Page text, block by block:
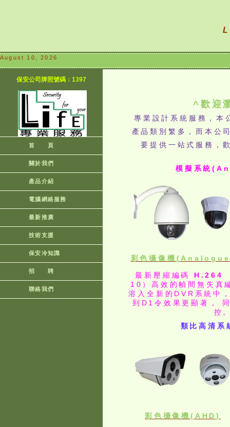
August 10, 2026
保安公司牌照號碼：1397
首 頁
關於我們
產品介紹
電腦網絡服務
最新推廣
技術支援
保安冷知識
招 聘
聯絡我們
?
^歡迎
專業設計系統服務，本
產品類別繁多，而本公
要提供一站式服務，
模擬系統
彩色攝像機
最新壓縮編碼 H.264
10）高效的幀間無失真
溶入全新的DVR系統中
到D1令效果更顯著，
控
類比高清
彩色攝像機(AHD)